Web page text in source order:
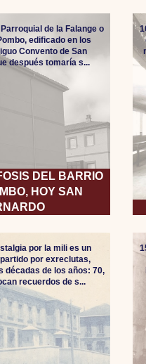
DEL BARRIO
HOY SAN
de la Falange o
edificado en los
Convento de San
después tomaría s...
por la mili es un
por exreclutas,
décadas de los años: 70,
recuerdos de s...